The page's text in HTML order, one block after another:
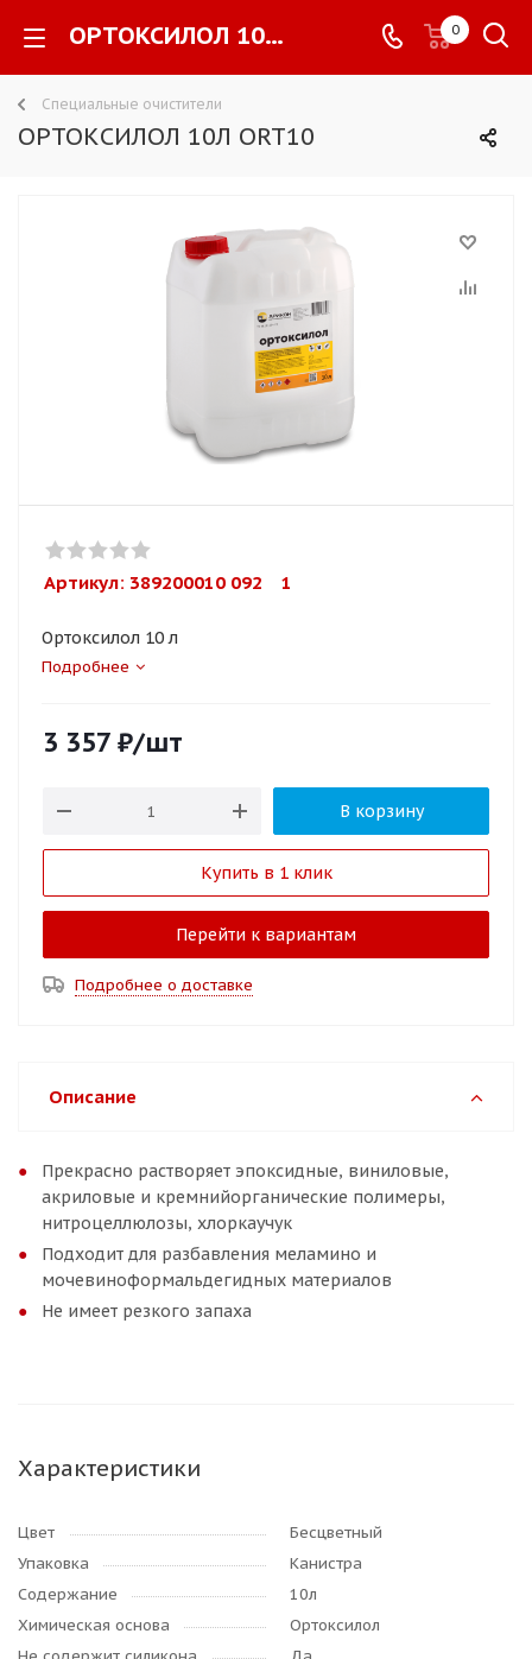
ОРТОКСИЛОЛ 10Л ORT10 - 0
Специальные очистители
ОРТОКСИЛОЛ 10Л ORT10
Артикул: 389200010 092    1
Ортоксилол 10 л
Подробнее
3 357 ₽/шт
В корзину
Купить в 1 клик
Перейти к вариантам
Подробнее о доставке
Описание
Прекрасно растворяет эпоксидные, виниловые,
акриловые и кремнийорганические полимеры,
нитроцеллюлозы, хлоркаучук
Подходит для разбавления меламино и
мочевиноформальдегидных материалов
Не имеет резкого запаха
Характеристики
Цвет
Бесцветный
Упаковка
Канистра
Содержание
10л
Химическая основа
Ортоксилол